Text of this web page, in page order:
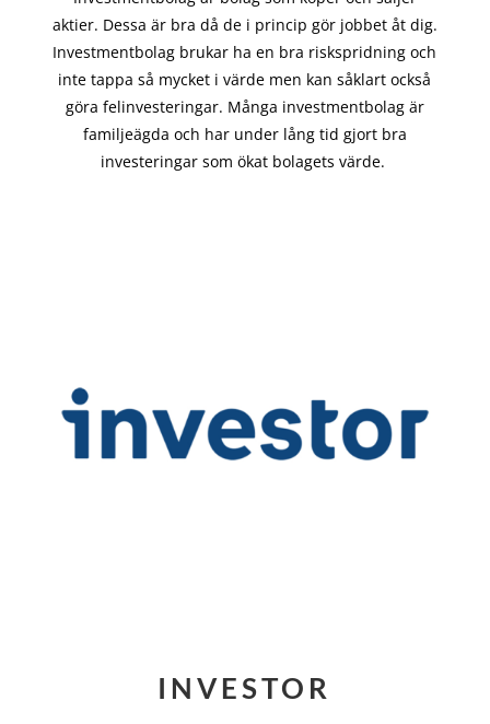
aktier. Dessa är bra då de i princip görjobbet åt dig.
Investmentbolag brukar ha en bra riskspridning och
inte tappa så mycket i värde men kan såklart också
göra felinvesteringar. Många investmentbolag är
familjeägda och har under lång tid gjort bra
investeringar som ökat bolagets värde.
INVESTOR